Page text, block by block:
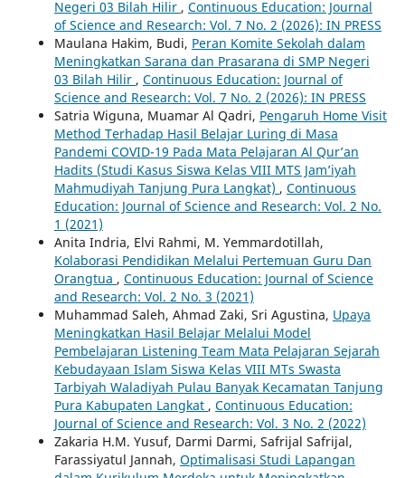
Negeri 03 Bilah Hilir , Continuous Education: Journal
of Science and Research: Vol. 7 No. 2 (2026): IN PRESS
Maulana Hakim, Budi, Peran Komite Sekolah dalam
Meningkatkan Sarana dan Prasarana di SMP Negeri
03 Bilah Hilir , Continuous Education: Journal of
Science and Research: Vol. 7 No. 2 (2026): IN PRESS
Satria Wiguna, Muamar Al Qadri, Pengaruh Home Visit
Method Terhadap Hasil Belajar Luring di Masa
Pandemi COVID-19 Pada Mata Pelajaran Al Qur’an
Hadits (Studi Kasus Siswa Kelas VIII MTS Jam’iyah
Mahmudiyah Tanjung Pura Langkat) , Continuous
Education: Journal of Science and Research: Vol. 2 No.
1 (2021)
Anita Indria, Elvi Rahmi, M. Yemmardotillah,
Kolaborasi Pendidikan Melalui Pertemuan Guru Dan
Orangtua , Continuous Education: Journal of Science
and Research: Vol. 2 No. 3 (2021)
Muhammad Saleh, Ahmad Zaki, Sri Agustina, Upaya
Meningkatkan Hasil Belajar Melalui Model
Pembelajaran Listening Team Mata Pelajaran Sejarah
Kebudayaan Islam Siswa Kelas VIII MTs Swasta
Tarbiyah Waladiyah Pulau Banyak Kecamatan Tanjung
Pura Kabupaten Langkat , Continuous Education:
Journal of Science and Research: Vol. 3 No. 2 (2022)
Zakaria H.M. Yusuf, Darmi Darmi, Safrijal Safrijal,
Farassiyatul Jannah, Optimalisasi Studi Lapangan